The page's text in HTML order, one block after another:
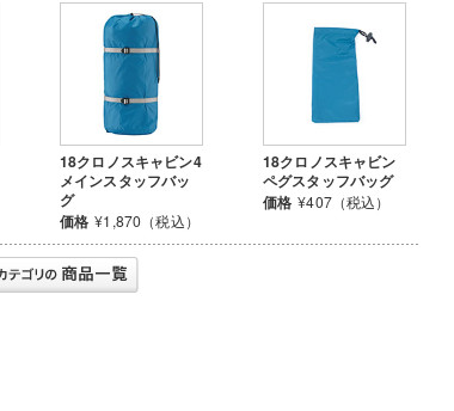
18クロノスキャビン4
メインスタッフバッ
グ
価格 ¥1,870（税込）
18クロノスキャビン
ペグスタッフバッグ
価格 ¥407（税込）